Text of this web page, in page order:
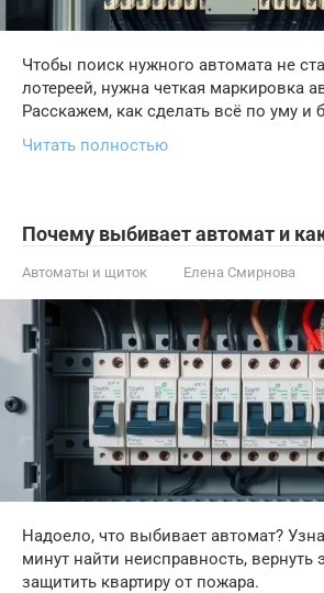
Чтобы поиск нужного автомата не
лотереей, нужна четкая маркировка
Расскажем, как сделать всё по уму и
Читать полностью
Почему выбивает автомат и
Автоматы и щиток Елена Смирнова
Надоело, что выбивает автомат?
минут найти неисправность, вернуть
защитить квартиру от пожара.